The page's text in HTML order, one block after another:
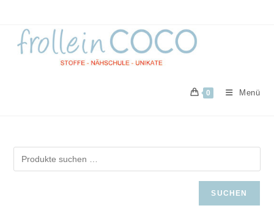
springen
0 Menü
SUCHEN